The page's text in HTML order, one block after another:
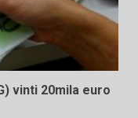
vinti 20mila euro